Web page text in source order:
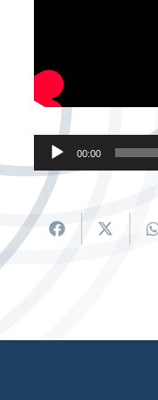
Soinu
erreproduzigailua
00:00